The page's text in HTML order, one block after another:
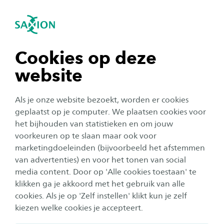
Cookies op deze
website
Als je onze website bezoekt, worden er cookies
geplaatst op je computer. We plaatsen cookies voor
het bijhouden van statistieken en om jouw
voorkeuren op te slaan maar ook voor
marketingdoeleinden (bijvoorbeeld het afstemmen
van advertenties) en voor het tonen van social
media content. Door op 'Alle cookies toestaan' te
klikken ga je akkoord met het gebruik van alle
cookies. Als je op 'Zelf instellen' klikt kun je zelf
kiezen welke cookies je accepteert.
Navigatie openen
tonen
tonen
tonen
tonen
sluiten
Events
Alle categorieën
Alle maanden
Geen resultaat